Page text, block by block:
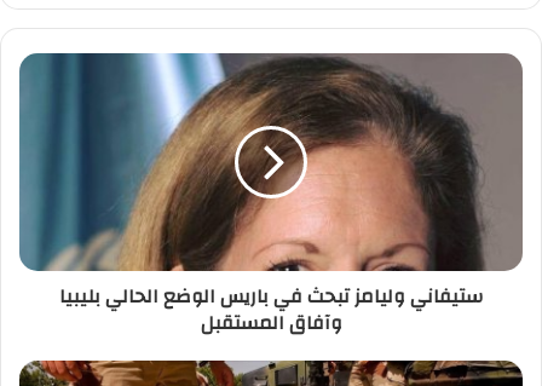
ر
د
ر
ستيفاني وليامز تبحث في باريس الوضع الحالي بليبيا
وآفاق المستقبل